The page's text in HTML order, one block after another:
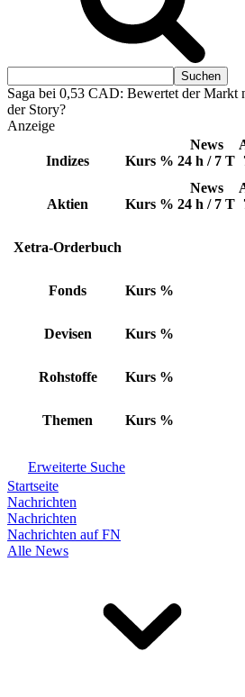
Saga bei 0,53 CAD: Bewertet der Markt
der Story?
Anzeige
Indizes Kurs %
News
24 h / 7 T
Aktien Kurs %
News
24 h / 7 T
Xetra-Orderbuch
Fonds Kurs %
Devisen Kurs %
Rohstoffe Kurs %
Themen Kurs %
Erweiterte Suche
Startseite
Nachrichten
Nachrichten
Nachrichten auf FN
Alle News